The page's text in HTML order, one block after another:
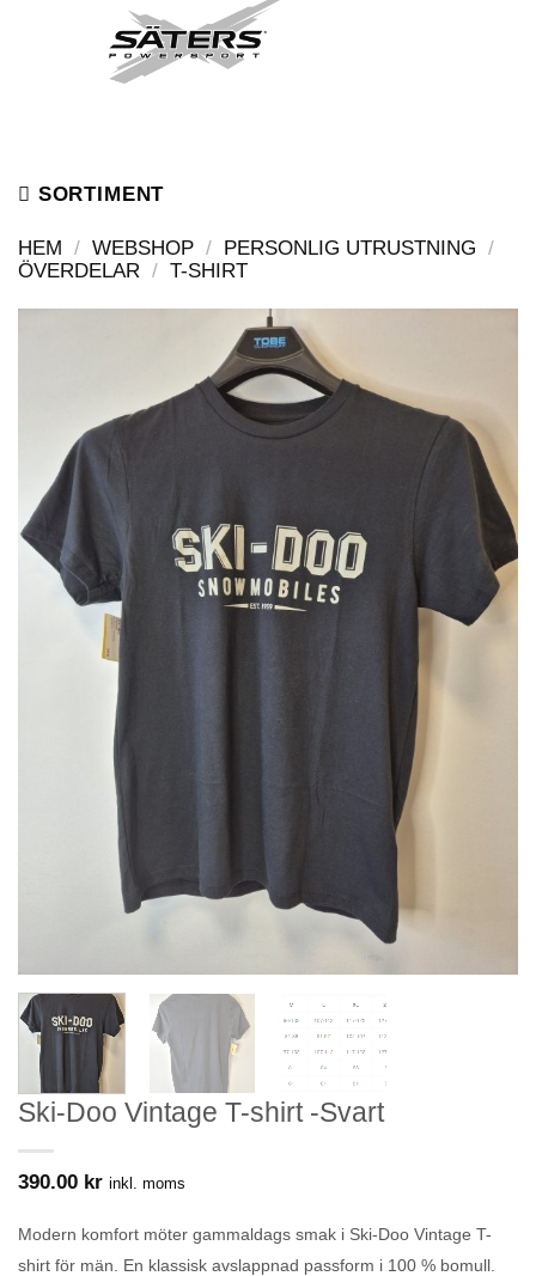
SORTIMENT
HEM / WEBSHOP / PERSONLIG UTRUSTNING /
ÖVERDELAR / T-SHIRT
Ski-Doo Vintage T-shirt -Svart
390.00 kr inkl. moms
Modern komfort möter gammaldags smak i Ski-Doo Vintage T-
shirt för män. En klassisk avslappnad passform i 100 % bomull.